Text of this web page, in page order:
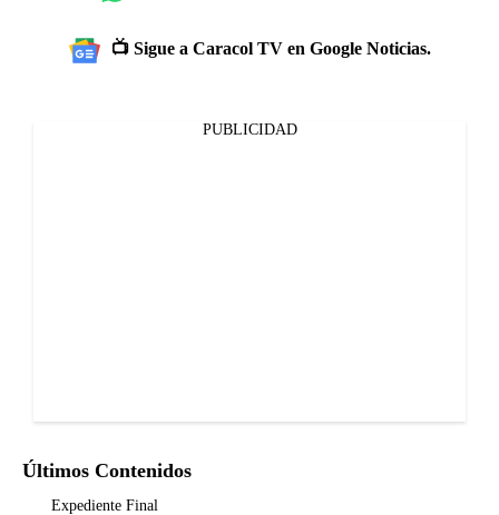
📺 Sigue a Caracol TV en Google Noticias.
PUBLICIDAD
Últimos Contenidos
Expediente Final